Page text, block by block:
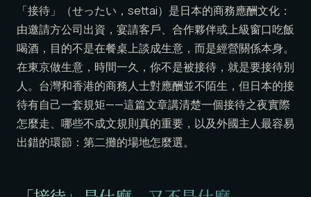
「接待」（せったい，settai）是日本的商務應酬文化：
由邀請方公司出資，宴請客戶、合作夥伴或上級窗口吃飯
喝酒，目的不是在餐桌上談成生意，而是經營關係本身。
在東京做生意，時間一久，你不是被接待，就是要接待別
人。台灣和香港的商務人士對應酬並不陌生，但日本的接
待有自己一套規矩——這篇文章講清楚一個接待之夜實際
怎麼走、哪些不成文規則真的重要，以及外國主人最容易
出錯的環節：第二攤的場地怎麼選。